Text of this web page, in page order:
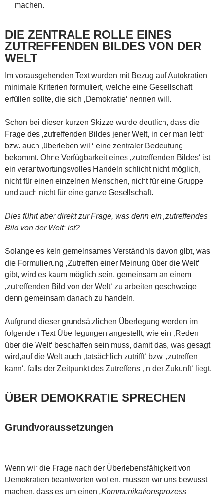
machen.
DIE ZENTRALE ROLLE EINES
ZUTREFFENDEN BILDES VON DER
WELT
Im vorausgehenden Text wurden mit Bezug auf Autokratien
minimale Kriterien formuliert, welche eine Gesellschaft
erfüllen sollte, die sich ‚Demokratie‘ nennen will.
Schon bei dieser kurzen Skizze wurde deutlich, dass die
Frage des ‚zutreffenden Bildes jener Welt, in der man lebt‘
bzw. auch ‚überleben will‘ eine zentraler Bedeutung
bekommt. Ohne Verfügbarkeit eines ‚zutreffenden Bildes‘ ist
ein verantwortungsvolles Handeln schlicht nicht möglich,
nicht für einen einzelnen Menschen, nicht für eine Gruppe
und auch nicht für eine ganze Gesellschaft.
Dies führt aber direkt zur Frage, was denn ein ‚zutreffendes
Bild von der Welt‘ ist?
Solange es kein gemeinsames Verständnis davon gibt, was
die Formulierung ‚Zutreffen einer Meinung über die Welt‘
gibt, wird es kaum möglich sein, gemeinsam an einem
‚zutreffenden Bild von der Welt‘ zu arbeiten geschweige
denn gemeinsam danach zu handeln.
Aufgrund dieser grundsätzlichen Überlegung werden im
folgenden Text Überlegungen angestellt, wie ein ‚Reden
über die Welt‘ beschaffen sein muss, damit das, was gesagt
wird,auf die Welt auch ‚tatsächlich zutrifft‘ bzw. ‚zutreffen
kann‘, falls der Zeitpunkt des Zutreffens ‚in der Zukunft‘ liegt.
ÜBER DEMOKRATIE SPRECHEN
Grundvoraussetzungen
Wenn wir die Frage nach der Überlebensfähigkeit von
Demokratien beantworten wollen, müssen wir uns bewusst
machen, dass es um einen ‚Kommunikationsprozess